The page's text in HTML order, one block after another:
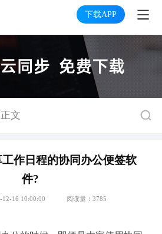
下载APP
文
作日程的协同办公便签软
件?
12-16 10:00:00 阅读量：3785